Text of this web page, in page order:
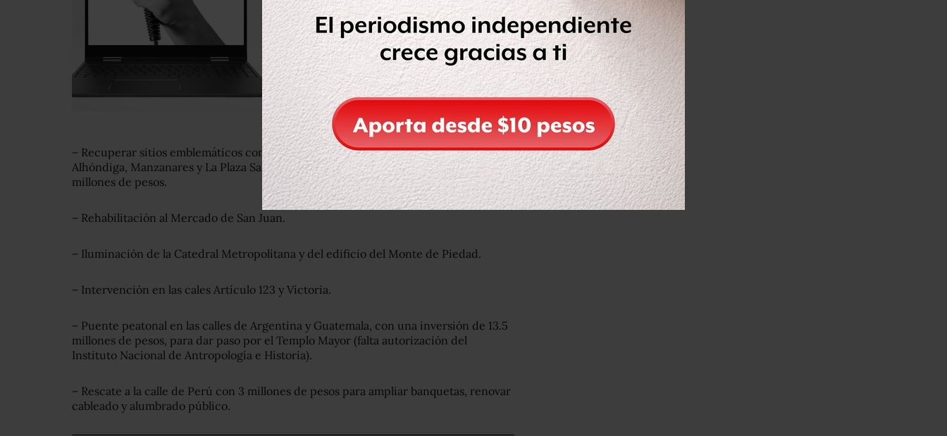
– Recuperar sitios emblemáticos como las calles de Moneda y Santísima, el Corredor
Alhóndiga, Manzanares y La Plaza San Juan El Buen Tono, con una inversión de 50
millones de pesos.
– Rehabilitación al Mercado de San Juan.
– Iluminación de la Catedral Metropolitana y del edificio del Monte de Piedad.
– Intervención en las cales Artículo 123 y Victoria.
– Puente peatonal en las calles de Argentina y Guatemala, con una inversión de 13.5
millones de pesos, para dar paso por el Templo Mayor (falta autorización del
Instituto Nacional de Antropología e Historia).
– Rescate a la calle de Perú con 3 millones de pesos para ampliar banquetas, renovar
cableado y alumbrado público.